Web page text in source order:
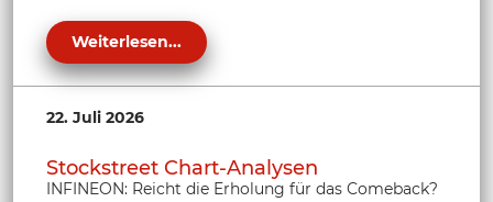
Weiterlesen...
22. Juli 2026
Stockstreet Chart-Analysen
INFINEON: Reicht die Erholung für das Comeback?